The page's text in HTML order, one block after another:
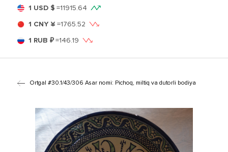
1 USD $ =11915.64
1 CNY ¥ =1765.52
1 RUB ₽=146.19
Ortga| #30.1/43/306 Asar nomi: Pichoq, miltiq va dutorli bodiya